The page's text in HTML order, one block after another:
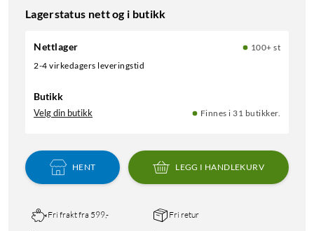
Lagerstatus nett og i butikk
Nettlager
100+ st
2-4 virkedagers leveringstid
Butikk
Velg din butikk Finnes i 31 butikker.
HENT LEGG I HANDLEKURV
Fri frakt fra 599,- Fri retur